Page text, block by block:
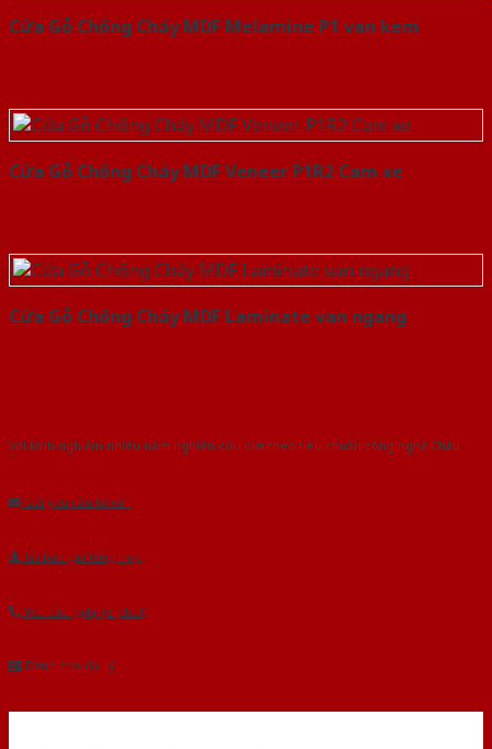
Cửa Gỗ Chống Cháy MDF Melamine P1 van kem
Cửa Gỗ Chống Cháy MDF Veneer P1R2 Cam xe
Cửa Gỗ Chống Cháy MDF Laminate van ngang
Với kinh nghiệm nhiêu năm nghiên cứu cửa theo tiêu chuẩn công nghệ Châu
Gửi yêu cầu tư vấn
Tải báo giá tổng hợp
Yêu cầu gọi lại (3 phút)
Dành cho đại lý